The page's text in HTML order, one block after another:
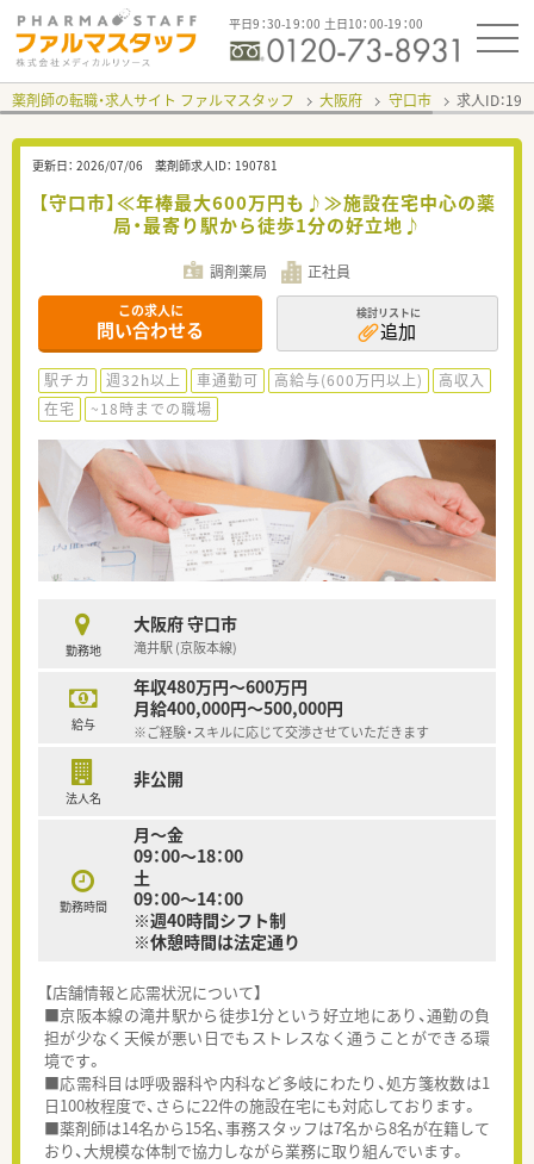
平日9：30-19：00 土日10：00-19：00
薬剤師の転職・求人サイト ファルマスタッフ 大阪府 守口市 求人ID：
更新日： 2026/07/06 薬剤師求人ID： 190781
【守口市】≪年棒最大600万円も♪≫施設在宅中心の薬
局・最寄り駅から徒歩1分の好立地♪
調剤薬局 正社員
この求人に
問い合わせる
検討リストに
追加
駅チカ 週32h以上 車通勤可 高給与(600万円以上)
高収入
在宅
~18時までの職場
勤務地
大阪府 守口市
滝井駅 (京阪本線)
給与
年収480万円～600万円
月給400,000円～500,000円
※ご経験・スキルに応じて交渉させていただきます
法人名
非公開
勤務時間
月～金
09：00～18：00
土
09：00～14：00
※週40時間シフト制
※休憩時間は法定通り
【店舗情報と応需状況について】
■京阪本線の滝井駅から徒歩1分という好立地にあり、通勤の負
担が少なく天候が悪い日でもストレスなく通うことができる環
境です。
■応需科目は呼吸器科や内科など多岐にわたり、処方箋枚数は1
日100枚程度で、さらに22件の施設在宅にも対応しております。
■薬剤師は14名から15名、事務スタッフは7名から8名が在籍して
おり、大規模な体制で協力しながら業務に取り組んでいます。